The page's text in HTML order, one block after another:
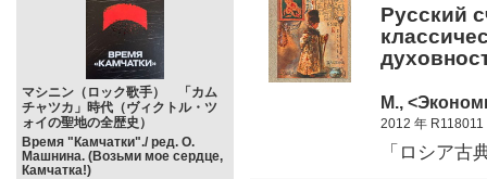
マシニン（ロック歌手） 「カム
チャツカ」時代（ヴィクトル・ツ
ォイの聖地の全歴史）
Время "Камчатки"./ ред. О.
Машнина. (Возьми мое сердце,
Камчатка!)
Русский
М.,
2012 年 R118011
「ロシア